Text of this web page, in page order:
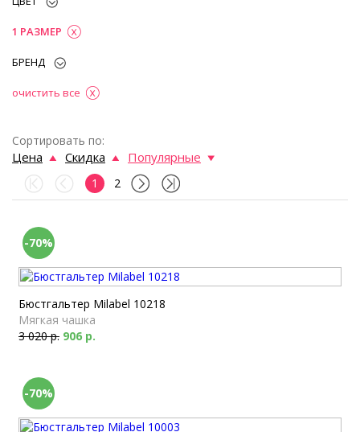
1 РАЗМЕР
БРЕНД
очистить все
Сортировать по:
Цена Скидка Популярные
1 2
-70%
Бюстгальтер Milabel 10218
Мягкая чашка
3 020 р. 906 р.
-70%